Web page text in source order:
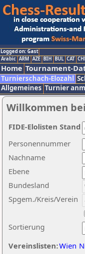
Logged on: Gast
Arabic ARM AZE BIH BUL CAT
Home Tournament-
Turnierschach-Elozahl
Allgemeines Turnier
Willkommen
Nachname
Ebene
Sortierung
Personennummer
Bundesland
Spgem./Kreis/Verein
Vereinslisten:Wien
FIDE-Elolisten Stand